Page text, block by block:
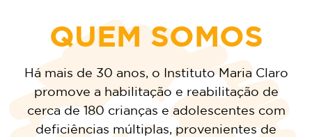
QUEM SOMOS
Há mais de 30 anos, o Instituto Maria Claro
promove a habilitação e reabilitação de
cerca de 180 crianças e adolescentes com
deficiências múltiplas, provenientes de